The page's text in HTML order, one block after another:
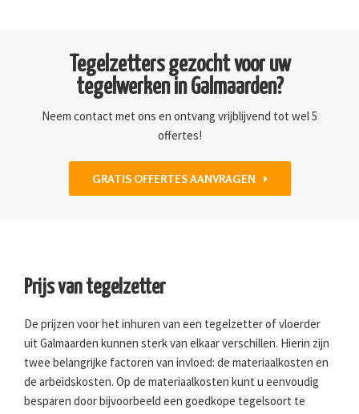
Tegelzetters gezocht voor uw
tegelwerken in Galmaarden?
Neem contact met ons en ontvang vrijblijvend tot wel 5
offertes!
GRATIS OFFERTES AANVRAGEN
Prijs van tegelzetter
De prijzen voor het inhuren van een tegelzetter of vloerder
uit Galmaarden kunnen sterk van elkaar verschillen. Hierin zijn
twee belangrijke factoren van invloed: de materiaalkosten en
de arbeidskosten. Op de materiaalkosten kunt u eenvoudig
besparen door bijvoorbeeld een goedkope tegelsoort te